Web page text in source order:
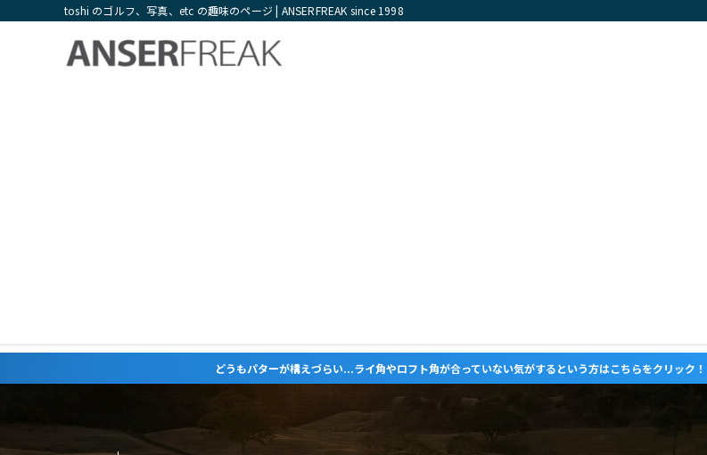
toshi のゴルフ、写真、etc の趣味のページ | ANSERFREAK since 1998
どうもパターが構えづらい...ライ角やロフト角が合っていない気がするという方はこちらをクリック！